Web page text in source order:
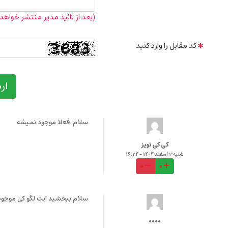
(بعد از تائید مدیر منتشر
کد مقابل را وارد کنید
کی کی تویز
شنبه 2 اسفند 1404 - 16:24
0
0
سلام .فعلا موجود نمیشه
۰۰۰۰
سلام ببخشید ایت لگو کی